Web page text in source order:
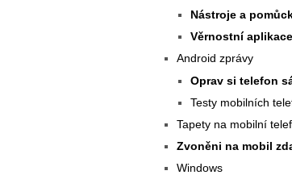
Nástroje a
Věrnostní aplikace
Android zprávy
Oprav si telefon
Testy mobilních
Tapety na mobilní
Zvoněni na mobil
Windows